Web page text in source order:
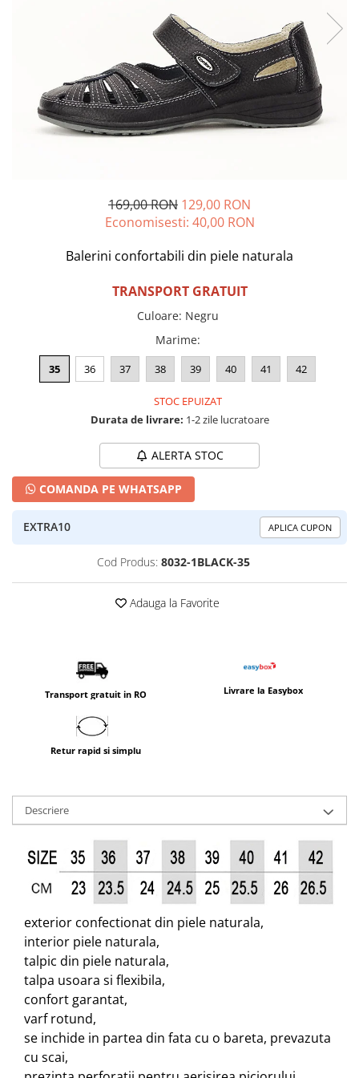
Blugi si pantaloni
Pulovere si cardigane
Rochii
169,00 RON 129,00 RON
Economisesti: 40,00 RON
Balerini confortabili din piele naturala
TRANSPORT GRATUIT
Culoare: Negru
Marime:
35 36 37 38 39 40 41 42
STOC EPUIZAT
Durata de livrare: 1-2 zile lucratoare
ALERTA STOC
COMANDA PE WHATSAPP
EXTRA10 APLICA CUPON
Cod Produs: 8032-1BLACK-35
Adauga la Favorite
Transport gratuit in RO Livrare la Easybox
Retur rapid si simplu
Descriere
exterior confectionat din piele naturala,
interior piele naturala,
talpic din piele naturala,
talpa usoara si flexibila,
confort garantat,
varf rotund,
se inchide in partea din fata cu o bareta, prevazuta
cu scai,